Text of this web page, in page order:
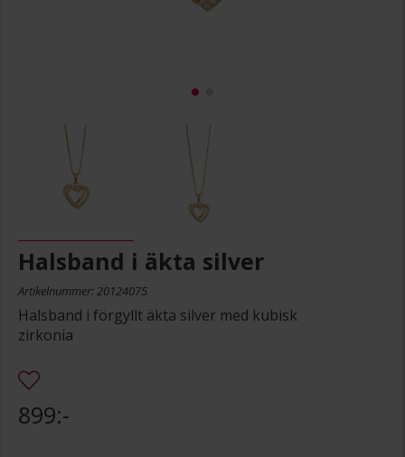
Halsband i äkta silver
Artikelnummer: 20124075
Halsband i förgyllt äkta silver med kubisk
zirkonia
899:-